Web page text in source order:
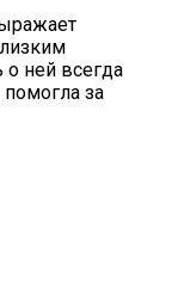
ней всегда
за